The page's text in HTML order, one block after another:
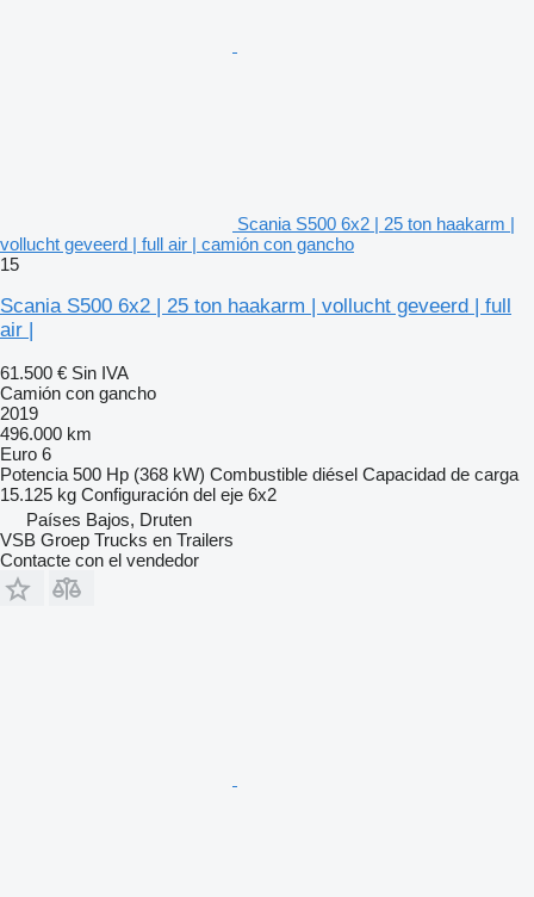
Scania S500 6x2 | 25 ton haakarm |
vollucht geveerd | full air | camión con gancho
15
Scania S500 6x2 | 25 ton haakarm | vollucht geveerd | full
air |
61.500 € Sin IVA
Camión con gancho
2019
496.000 km
Euro 6
Potencia 500 Hp (368 kW) Combustible diésel Capacidad de carga
15.125 kg Configuración del eje 6x2
Países Bajos, Druten
VSB Groep Trucks en Trailers
Contacte con el vendedor